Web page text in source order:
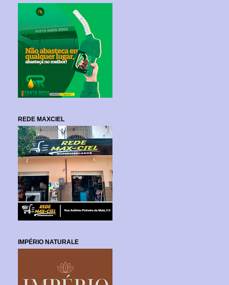
REDE MAXCIEL
IMPÉRIO NATURALE